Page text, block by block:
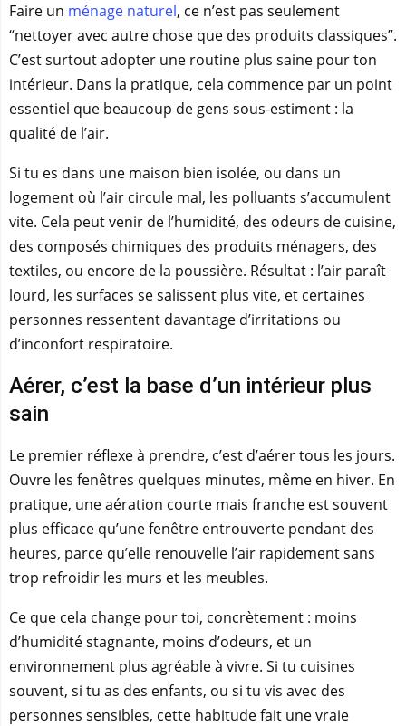
Faire un ménage naturel, ce n’est pas seulement
“nettoyer avec autre chose que des produits classiques”.
C’est surtout adopter une routine plus saine pour ton
intérieur. Dans la pratique, cela commence par un point
essentiel que beaucoup de gens sous-estiment : la
qualité de l’air.
Si tu es dans une maison bien isolée, ou dans un
logement où l’air circule mal, les polluants s’accumulent
vite. Cela peut venir de l’humidité, des odeurs de cuisine,
des composés chimiques des produits ménagers, des
textiles, ou encore de la poussière. Résultat : l’air paraît
lourd, les surfaces se salissent plus vite, et certaines
personnes ressentent davantage d’irritations ou
d’inconfort respiratoire.
Aérer, c’est la base d’un intérieur plus
sain
Le premier réflexe à prendre, c’est d’aérer tous les jours.
Ouvre les fenêtres quelques minutes, même en hiver. En
pratique, une aération courte mais franche est souvent
plus efficace qu’une fenêtre entrouverte pendant des
heures, parce qu’elle renouvelle l’air rapidement sans
trop refroidir les murs et les meubles.
Ce que cela change pour toi, concrètement : moins
d’humidité stagnante, moins d’odeurs, et un
environnement plus agréable à vivre. Si tu cuisines
souvent, si tu as des enfants, ou si tu vis avec des
personnes sensibles, cette habitude fait une vraie